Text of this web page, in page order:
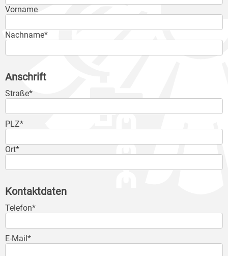
Vorname
Nachname*
Anschrift
Straße*
PLZ*
Ort*
Kontaktdaten
Telefon*
E-Mail*